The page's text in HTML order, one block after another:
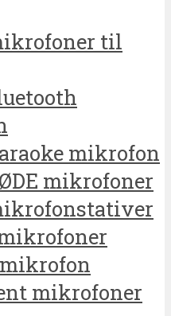
til
mikrofon
mikrofoner
mikrofoner